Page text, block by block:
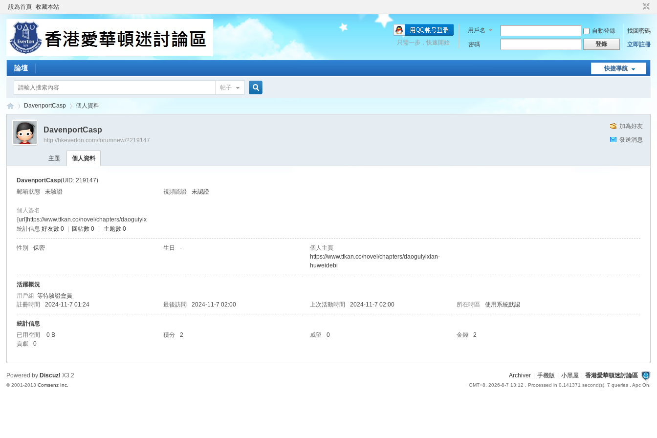
設為首頁 收藏本站
用戶名 自動登錄
找回密碼
密碼
登錄 立即註冊
只需一步，快速開始
快捷導航
論壇
帖子
›
DavenportCasp 個人資料
加為好友
發送消息
DavenportCasp
http://hkeverton.com/forumnew/?219147
主題 個人資料
DavenportCasp(UID: 219147)
郵箱狀態
未驗證 視頻認證 未認證
個人簽名
[url]https://www.ttkan.co/novel/chapters/daoguiyix
統計信息 好友數 0 回帖數 0 主題數 0
性別 保密 生日 -
個人主頁
https://www.ttkan.co/novel/chapters/daoguiyixian-
huweidebi
活躍概況
用戶組等待驗證會員
註冊時間
2024-11-7 01:24 最後訪問 2024-11-7 02:00 上次活動時間 2024-11-7 02:00 所在時區 使用系統默認
統計信息
已用空間
0 B 積分 2 威望 0 金錢
2
貢獻
0
Archiver 手機版 小黑屋 香港愛華頓迷討論區
GMT+8, 2026-8-7 13:12 , Processed in 0.141371 second(s), 7 queries , Apc On.
Powered by Discuz! X3.2
© 2001-2013Comsenz Inc.